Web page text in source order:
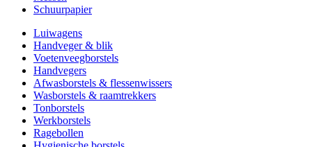
Schuurpapier
Luiwagens
Handveger & blik
Voetenveegborstels
Handvegers
Afwasborstels & flessenwissers
Wasborstels & raamtrekkers
Tonborstels
Werkborstels
Ragebollen